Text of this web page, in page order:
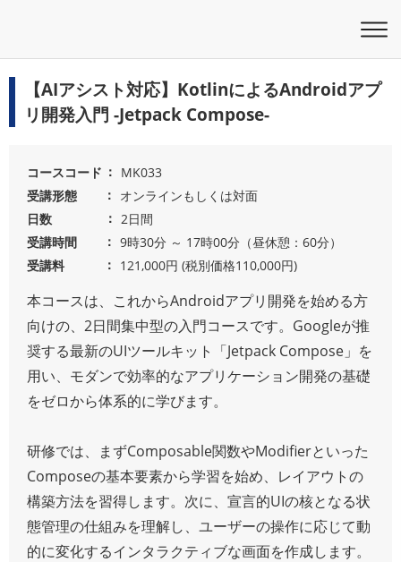
【AIアシスト対応】KotlinによるAndroidアプ
リ開発入門 -Jetpack Compose-
コースコード
MK033
受講形態
オンラインもしくは対面
日数
2日間
受講時間
9時30分 ～ 17時00分（昼休憩：60分）
受講料
121,000円 (税別価格110,000円)
本コースは、これからAndroidアプリ開発を始める方
向けの、2日間集中型の入門コースです。Googleが推
奨する最新のUIツールキット「Jetpack Compose」を
用い、モダンで効率的なアプリケーション開発の基礎
をゼロから体系的に学びます。
研修では、まずComposable関数やModifierといった
Composeの基本要素から学習を始め、レイアウトの
構築方法を習得します。次に、宣言的UIの核となる状
態管理の仕組みを理解し、ユーザーの操作に応じて動
的に変化するインタラクティブな画面を作成します。